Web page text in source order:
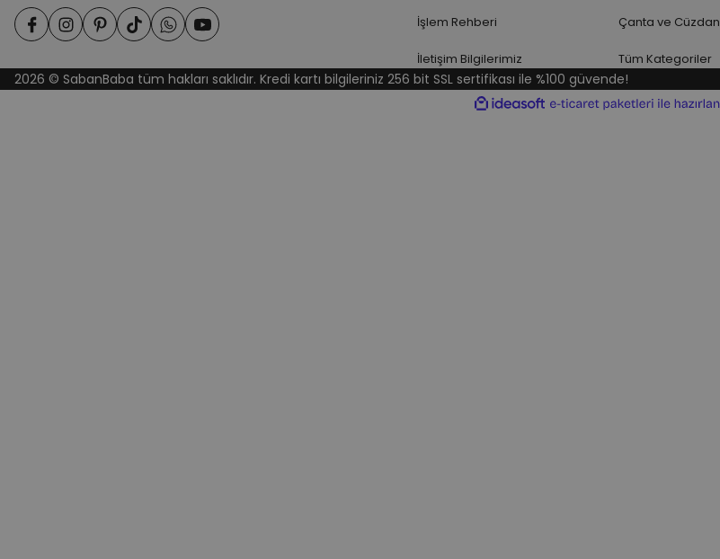
İşlem Rehberi
İletişim Bilgilerimiz
Çanta ve Cüzdan
Tüm Kategoriler
2026 © SabanBaba tüm hakları saklıdır. Kredi kartı bilgileriniz 256 bit SSL sertifikası ile %100 güvende!
ideasoft
e-